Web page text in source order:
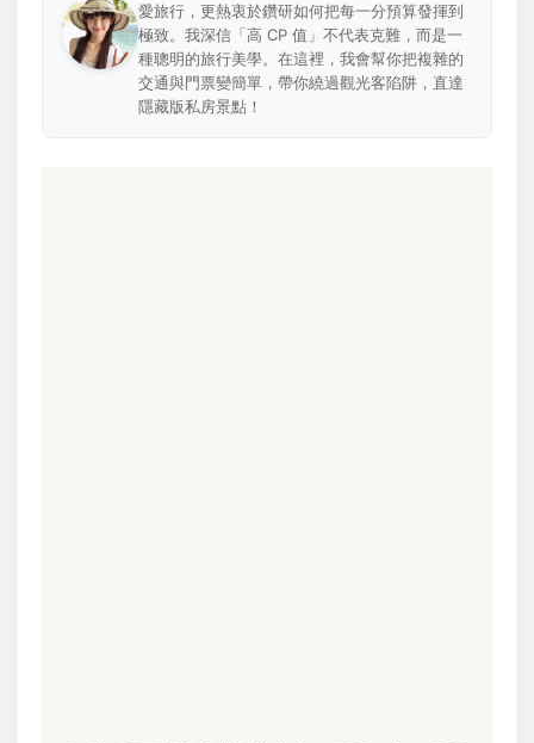
愛旅行，更熱衷於鑽研如何把每一分預算發揮到
極致。我深信「高 CP 值」不代表克難，而是一
種聰明的旅行美學。在這裡，我會幫你把複雜的
交通與門票變簡單，帶你繞過觀光客陷阱，直達
隱藏版私房景點！